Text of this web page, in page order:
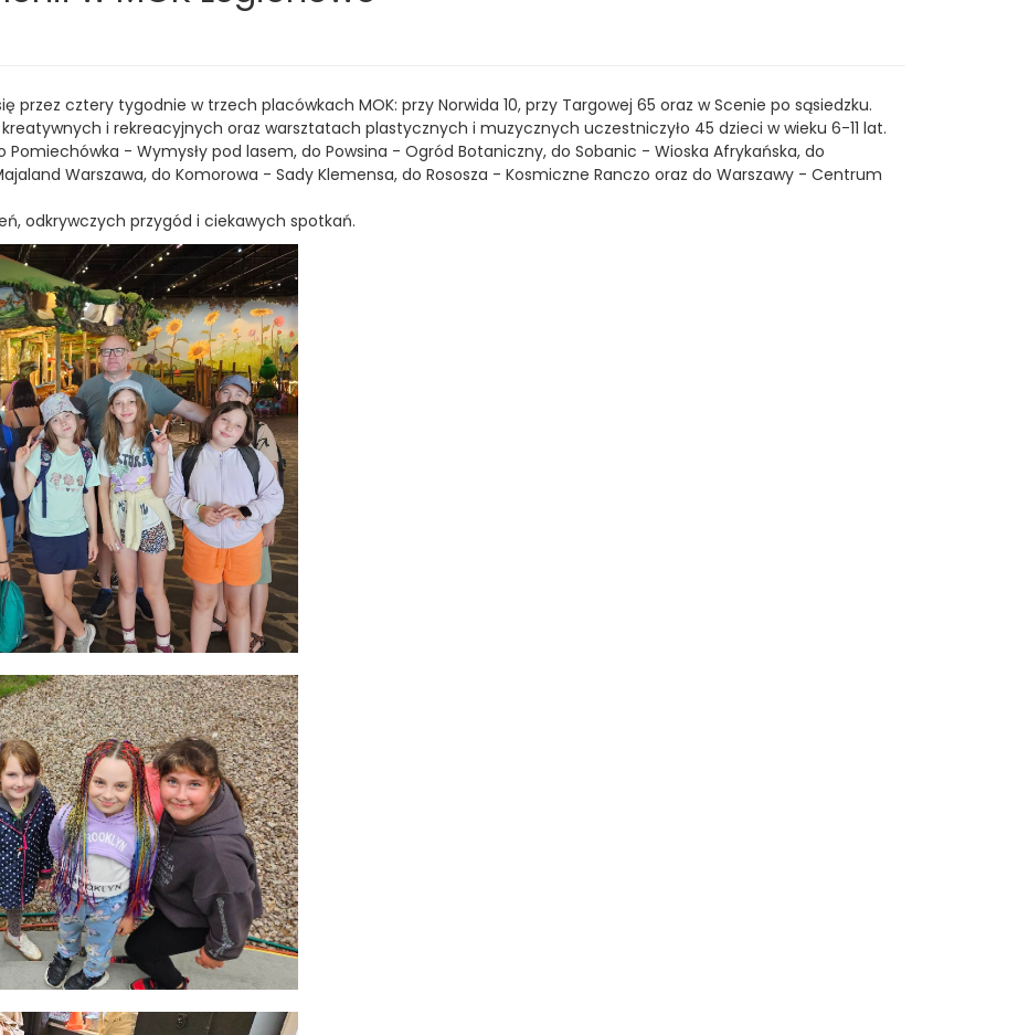
przez cztery tygodnie w trzech placówkach MOK: przy Norwida 10, przy Targowej 65 oraz w Scenie po sąsiedzku.
i rekreacyjnych oraz warsztatach plastycznych i muzycznych uczestniczyło 45 dzieci w wieku 6-11 lat.
- Wymysły pod lasem, do Powsina - Ogród Botaniczny, do Sobanic - Wioska Afrykańska, do
Warszawa, do Komorowa - Sady Klemensa, do Rososza - Kosmiczne Ranczo oraz do Warszawy - Centrum
odkrywczych przygód i ciekawych spotkań.